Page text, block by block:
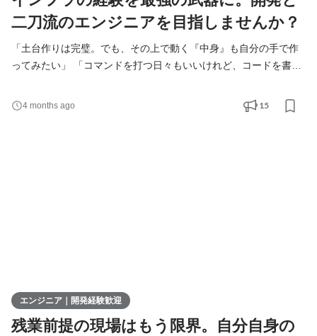
二刀流のエンジニアを目指しませんか？
「土台作りは完璧。でも、その上で動く『中身』も自分の手で作
ってみたい」 「コマンドを打つ日々もいいけれど、コードを書い
開発に転向するか。答えが出ないまま時間だけが過ぎている」 そ
んなあなたへ。 これまでサーバーやネットワークと向き合い、 シ
4 months ago 15
エンジニア｜開発経験歓迎
残業前提の現場はもう限界。自分自身の